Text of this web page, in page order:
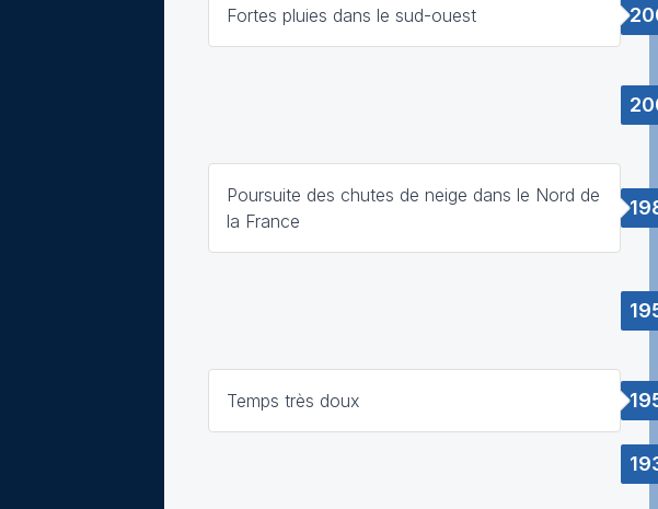
Fortes pluies dans le sud-ouest
Poursuite des chutes de neige dans le Nord de
la France
Temps très doux